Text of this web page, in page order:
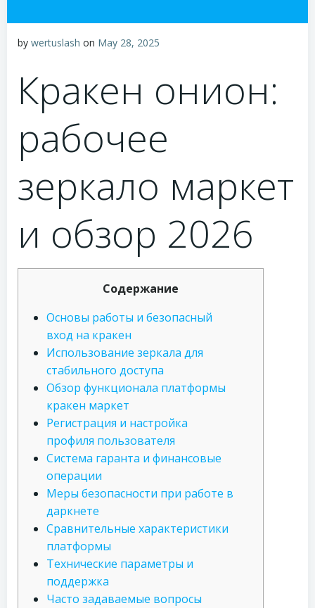
by wertuslash on May 28, 2025
Кракен онион:
рабочее
зеркало маркет
и обзор 2026
Содержание
Основы работы и безопасный
вход на кракен
Использование зеркала для
стабильного доступа
Обзор функционала платформы
кракен маркет
Регистрация и настройка
профиля пользователя
Система гаранта и финансовые
операции
Меры безопасности при работе в
даркнете
Сравнительные характеристики
платформы
Технические параметры и
поддержка
Часто задаваемые вопросы